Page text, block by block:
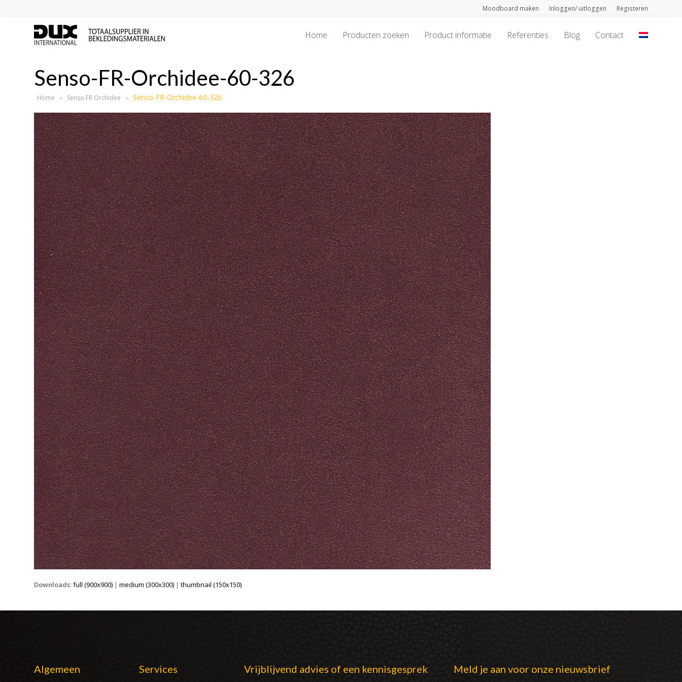
Moodboard maken Inloggen/ uitloggen Registeren
Home Producten zoeken Product informatie Referenties Blog Contact
Senso-FR-Orchidee-60-326
Home » Senso FR Orchidee » Senso-FR-Orchidee-60-326
Downloads:full (900x900) |medium (300x300) |thumbnail (150x150)
Algemeen Services Vrijblijvend advies of een kennisgesprek Meld je aan voor onze nieuwsbrief